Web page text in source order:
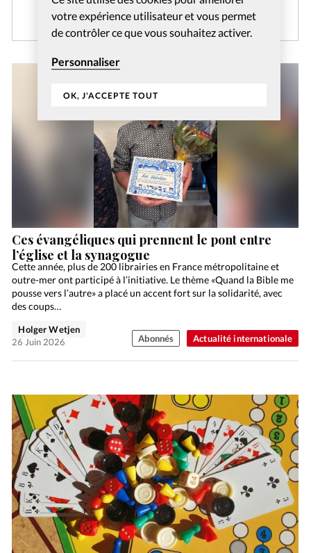
votre expérience utilisateur et vous permet
de contrôler ce que vous souhaitez activer.
Personnaliser
OK, J'ACCEPTE TOUT
CRÉER MON COMPTE
Actualité internationale
Ces évangéliques qui prennent le pont entre
l’église et la synagogue
Cette année, plus de 200 librairies en France métropolitaine et
outre-mer ont participé à l’initiative. Le thème «Quand la Bible me
pousse vers l’autre» a placé un accent fort sur la solidarité, avec
des coups…
Holger Wetjen
26 Juin 2026
Abonnés